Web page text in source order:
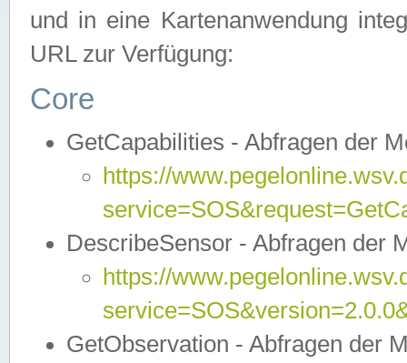
und in eine Kartenanwendung
URL zur Verfügung:
Core
GetCapabilities - Abfragen der
https://
DescribeSensor - Abfragen der
https://
GetObservation - Abfragen der